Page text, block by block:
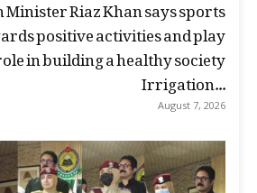
positive activities and play
in building a healthy society
Irrigation...
August 7, 2026